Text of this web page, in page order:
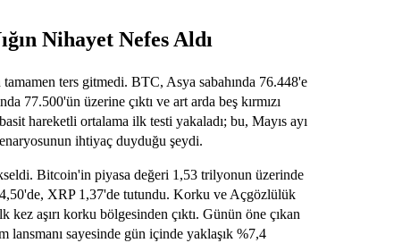
Nihayet Nefes Aldı
ters gitmedi. BTC, Asya sabahında 76.448'e
77.500'ün üzerine çıktı ve art arda beş kırmızı
hareketli ortalama ilk testi yakaladı; bu, Mayıs ayı
ihtiyaç duyduğu şeydi.
Bitcoin'in piyasa değeri 1,53 trilyonun üzerinde
XRP 1,37'de tutundu. Korku ve Açgözlülük
aşırı korku bölgesinden çıktı. Günün öne çıkan
lansmanı sayesinde gün içinde yaklaşık %7,4